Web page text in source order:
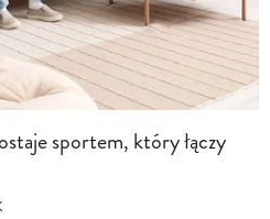
sportem, który łączy